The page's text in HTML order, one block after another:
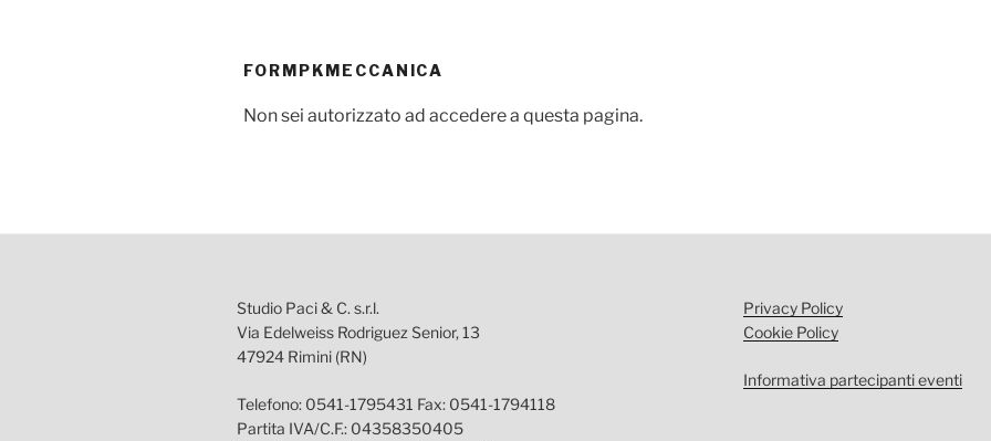
FORMPKMECCANICA
Non sei autorizzato ad accedere a questa pagina.
Studio Paci & C. s.r.l.
Via Edelweiss Rodriguez Senior, 13
47924 Rimini (RN)
Telefono: 0541-1795431 Fax: 0541-1794118
Partita IVA/C.F.: 04358350405
Privacy Policy
Cookie Policy
Informativa partecipanti eventi